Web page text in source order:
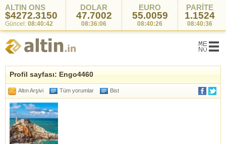
ALTIN ONS
$4272.3150
Güncel: 08:40:42
DOLAR
47.7002
08:36:06
EURO
55.0059
08:40:26
PARİTE
1.1524
08:40:36
Profil sayfası: Engo4460
Altın Arşivi Tüm yorumlar Bist